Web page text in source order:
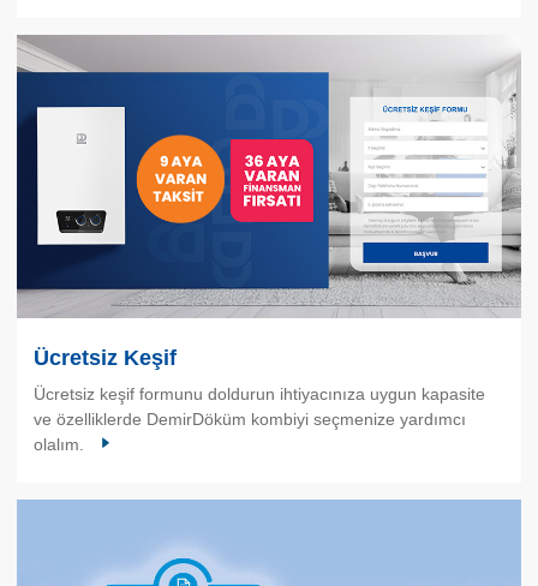
Ücretsiz Keşif
Ücretsiz keşif formunu doldurun ihtiyacınıza uygun kapasite
ve özelliklerde DemirDöküm kombiyi seçmenize yardımcı
olalım.